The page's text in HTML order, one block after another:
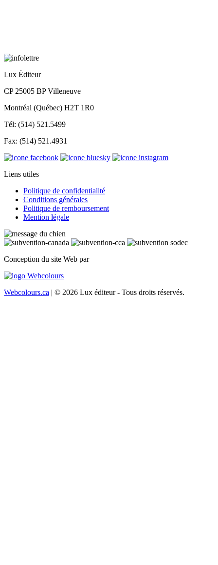
Lux Éditeur
CP 25005 BP Villeneuve
Montréal (Québec) H2T 1R0
Tél: (514) 521.5499
Fax: (514) 521.4931
Liens utiles
Politique de confidentialité
Conditions générales
Politique de remboursement
Mention légale
Conception du site Web par
Webcolours.ca | © 2026 Lux éditeur - Tous droits réservés.